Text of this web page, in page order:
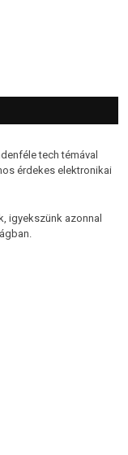
tech témával
érdekes elektronikai
igyekszünk azonnal